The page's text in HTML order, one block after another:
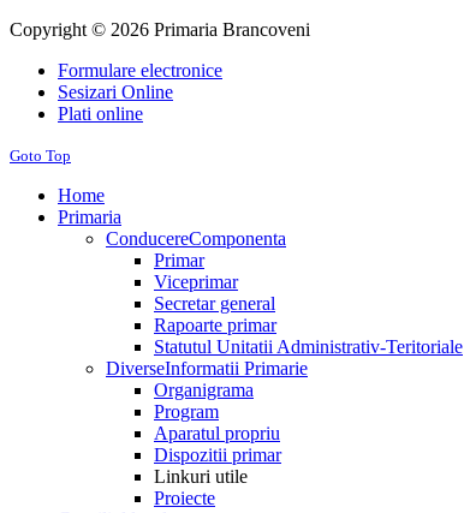
Copyright © 2026 Primaria Brancoveni
Formulare electronice
Sesizari Online
Plati online
Goto Top
Home
Primaria
ConducereComponenta
Primar
Viceprimar
Secretar general
Rapoarte primar
Statutul Unitatii Administrativ-Teritoriale
DiverseInformatii Primarie
Organigrama
Program
Aparatul propriu
Dispozitii primar
Linkuri utile
Proiecte